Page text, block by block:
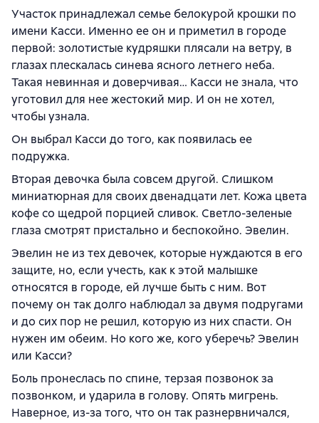
Участок принадлежал семье белокурой крошки по
имени Касси. Именно ее он и приметил в городе
первой: золотистые кудряшки плясали на ветру, в
глазах плескалась синева ясного летнего неба.
Такая невинная и доверчивая… Касси не знала, что
уготовил для нее жестокий мир. И он не хотел,
чтобы узнала.
Он выбрал Касси до того, как появилась ее
подружка.
Вторая девочка была совсем другой. Слишком
миниатюрная для своих двенадцати лет. Кожа цвета
кофе со щедрой порцией сливок. Светло-зеленые
глаза смотрят пристально и беспокойно. Эвелин.
Эвелин не из тех девочек, которые нуждаются в его
защите, но, если учесть, как к этой малышке
относятся в городе, ей лучше быть с ним. Вот
почему он так долго наблюдал за двумя подругами
и до сих пор не решил, которую из них спасти. Он
нужен им обеим. Но кого же, кого уберечь? Эвелин
или Касси?
Боль пронеслась по спине, терзая позвонок за
позвонком, и ударила в голову. Опять мигрень.
Наверное, из-за того, что он так разнервничался,